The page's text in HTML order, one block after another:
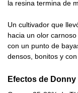
la resina termina de
Un cultivador que
hacia un olor
con un punto de
densos, bonitos y
Efectos de